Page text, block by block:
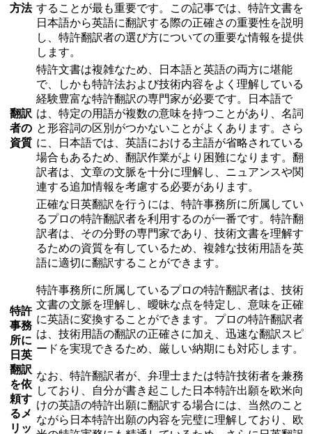
方法 することが最も重要です。この記事では、特許文書を
日本語から英語に翻訳する際の正確さの重要性を説明
し、特許翻訳者の選び方についての重要な情報を提供
します。
翻訳
者の
資質
特許文書は複雑なため、日本語と英語の両方に堪能
で、しかも特許法および技術内容をよく理解している
経験豊富な特許翻訳の専門家が必要です。日本語で
は、特定の用語が複数の意味を持つことがあり、名詞
と形容詞の区別がつかないことがよくあります。さら
に、日本語では、英語における主語が省略されている
場合もあるため、翻訳作業がより困難になります。翻
訳者は、文章の文脈を十分に理解し、ニュアンスや関
連する追加情報を考慮する必要があります。
特許
事務
所に
日英
翻訳
を依
頼す
るメ
リッ
正確な日英翻訳を行うには、特許事務所に所属してい
るプロの特許翻訳者を利用するのが一番です。特許翻
訳者は、その分野の専門家であり、技術文書を理解す
るための資質を有しているため、複雑な技術用語を英
語に適切に翻訳することができます。
特許事務所に所属しているプロの特許翻訳者は、技術
文書の文脈を理解し、曖昧な点を特定し、意味を正確
に英語に変換することができます。プロの特許翻訳者
は、技術用語の翻訳の正確さに加え、迅速な翻訳スピ
ードを実現できるため、厳しい納期にも対応します。
なお、特許翻訳者が、弁理士または特許技術者を兼務
しており、自分が書き起こした日本特許出願を欧米向
けの英語の特許出願に翻訳する場合には、当然のこと
ながら日本特許出願の内容を完璧に理解しており、欧